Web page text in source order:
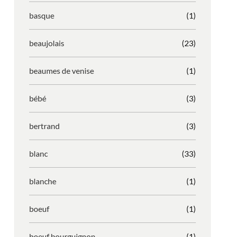
basque (1)
beaujolais (23)
beaumes de venise (1)
bébé (3)
bertrand (3)
blanc (33)
blanche (1)
boeuf (1)